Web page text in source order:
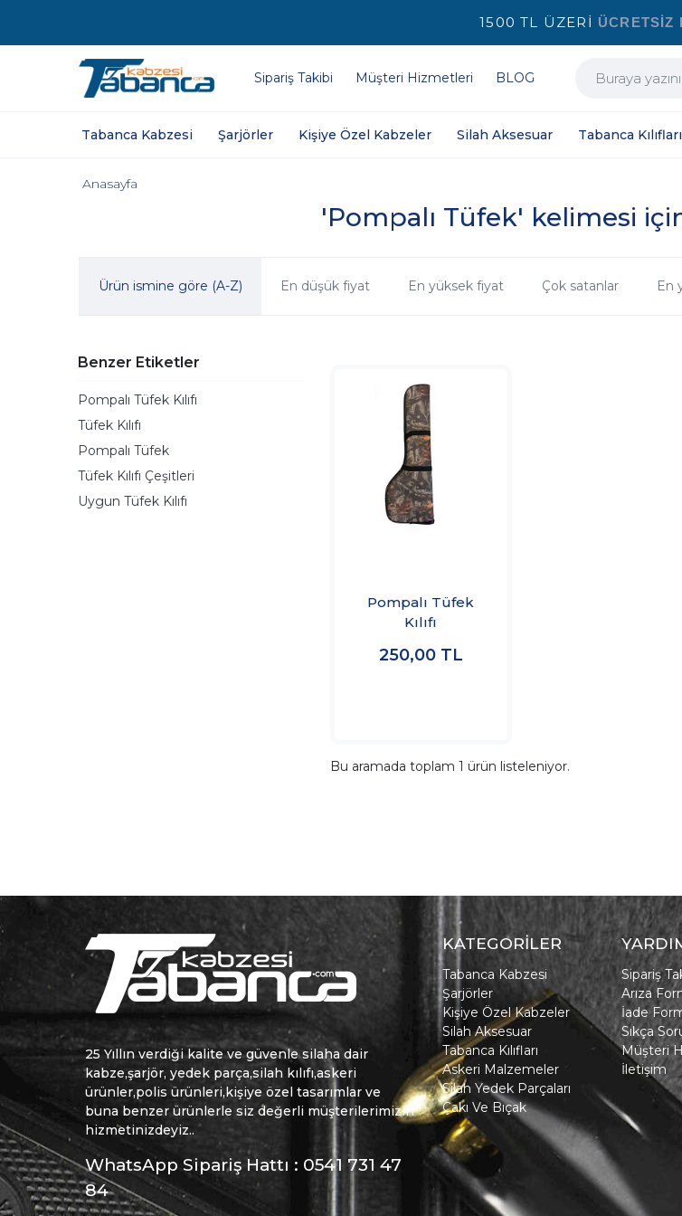
1500 TL ÜZERİ ÜCRETSİZ
Sipariş Takibi Müşteri Hizmetleri BLOG
Tabanca Kabzesi Şarjörler Kişiye Özel Kabzeler Silah Aksesuar Tabanca Kılıfları
'Pompalı Tüfek' kelimesi
Anasayfa
Ürün ismine göre (A-Z) En düşük fiyat En yüksek fiyat Çok satanlar En
Benzer Etiketler
Pompalı Tüfek Kılıfı
Tüfek Kılıfı
Pompalı Tüfek
Tüfek Kılıfı Çeşitleri
Uygun Tüfek Kılıfı
Pompalı Tüfek
Kılıfı
250,00 TL
Bu aramada toplam 1 ürün listeleniyor.
25 Yıllın verdiği kalite ve güvenle silaha dair
kabze,şarjör, yedek parça,silah kılıfı,askeri
ürünler,polis ürünleri,kişiye özel tasarımlar ve
buna benzer ürünlerle siz değerli müşterilerimizin
hizmetinizdeyiz..
WhatsApp Sipariş Hattı : 0541 731 47
84
KATEGORİLER
Tabanca Kabzesi
Şarjörler
Kişiye Özel Kabzeler
Silah Aksesuar
Tabanca Kılıfları
Askeri Malzemeler
Silah Yedek Parçaları
Çakı Ve Bıçak
Sipariş
Arıza
İade
Sıkça
Müşteri
İletişim